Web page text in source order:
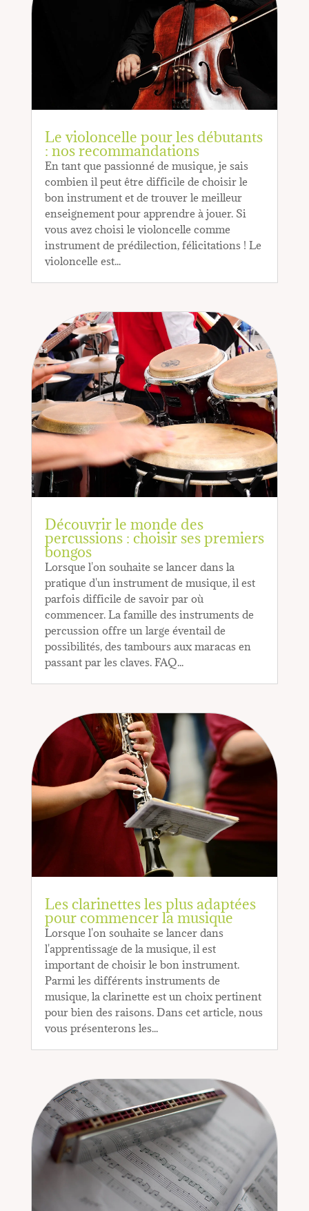
Le violoncelle pour les débutants
: nos recommandations
En tant que passionné de musique, je sais
combien il peut être difficile de choisir le
bon instrument et de trouver le meilleur
enseignement pour apprendre à jouer. Si
vous avez choisi le violoncelle comme
instrument de prédilection, félicitations ! Le
violoncelle est...
Découvrir le monde des
percussions : choisir ses premiers
bongos
Lorsque l'on souhaite se lancer dans la
pratique d'un instrument de musique, il est
parfois difficile de savoir par où
commencer. La famille des instruments de
percussion offre un large éventail de
possibilités, des tambours aux maracas en
passant par les claves. FAQ...
Les clarinettes les plus adaptées
pour commencer la musique
Lorsque l'on souhaite se lancer dans
l'apprentissage de la musique, il est
important de choisir le bon instrument.
Parmi les différents instruments de
musique, la clarinette est un choix pertinent
pour bien des raisons. Dans cet article, nous
vous présenterons les...